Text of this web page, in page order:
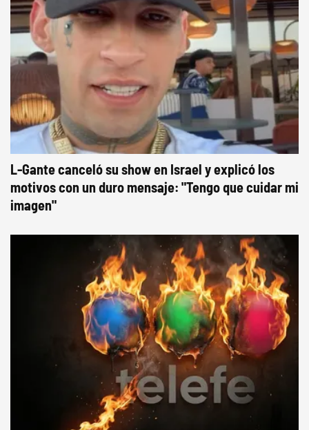
L-Gante canceló su show en Israel y explicó los
motivos con un duro mensaje: "Tengo que cuidar mi
imagen"